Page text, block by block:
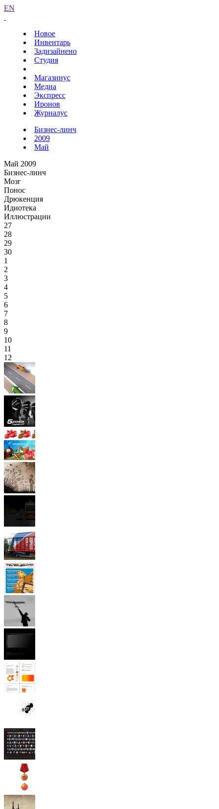
EN
Новое
Инвентарь
Задизайнено
Студия
Магазинус
Медиа
Экспресс
Иронов
Журналус
Бизнес-линч
2009
Май
Май 2009
Бизнес-линч
Мозг
Понос
Дрюкенция
Идиотека
Иллюстрации
27
28
29
30
1
2
3
4
5
6
7
8
9
10
11
12